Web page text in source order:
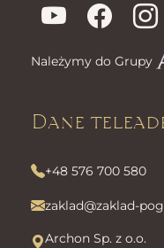
Należymy do Grupy
Dane
+48 576 700 580
zaklad@zaklad-
Archon Sp. z o.o.